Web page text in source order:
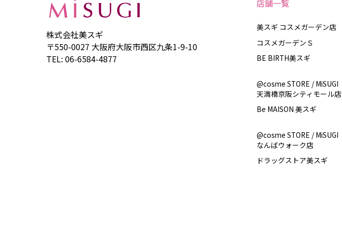
株式会社美スギ
〒550-0027 大阪府大阪市西区九条1-9-10
TEL: 06-6584-4877
店舗一覧
美スギ コスメガーデン店
コスメガーデンＳ
BE BIRTH美スギ
@cosme STORE / MiSUGI
天満橋京阪シティモール店
Be MAISON 美スギ
@cosme STORE / MiSUGI
なんばウォーク店
ドラッグストア美スギ